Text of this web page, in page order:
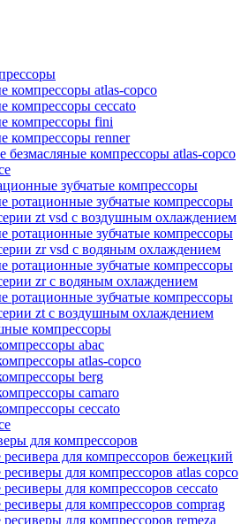
компрессоры atlas-copco
компрессоры ceccato
компрессоры fini
компрессоры renner
безмасляные компрессоры atlas-copco
зубчатые компрессоры
ротационные зубчатые компрессоры
zt vsd с воздушным охлаждением
ротационные зубчатые компрессоры
zr vsd с водяным охлаждением
ротационные зубчатые компрессоры
zr с водяным охлаждением
ротационные зубчатые компрессоры
zt с воздушным охлаждением
компрессоры
abac
atlas-copco
berg
camaro
ceccato
для компрессоров
для компрессоров бежецкий
для компрессоров atlas copco
для компрессоров ceccato
для компрессоров comprag
для компрессоров remeza